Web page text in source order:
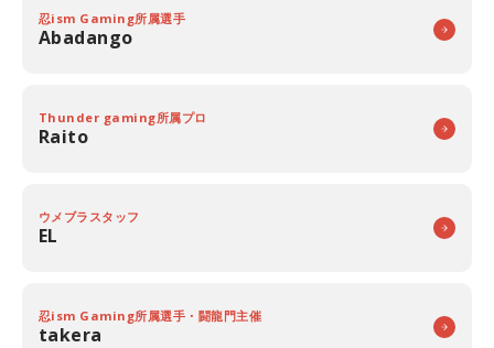
忍ism Gaming所属選手
Abadango
Thunder gaming所属プロ
Raito
ウメブラスタッフ
EL
忍ism Gaming所属選手・闘龍門主催
takera